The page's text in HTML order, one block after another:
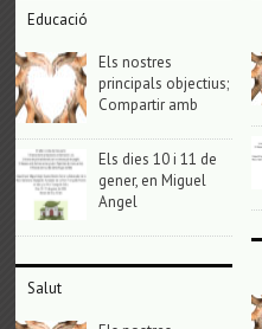
Educació
Els nostres
principals objectius;
Compartir amb
Els dies 10 i 11 de
gener, en Miguel
Angel
Salut